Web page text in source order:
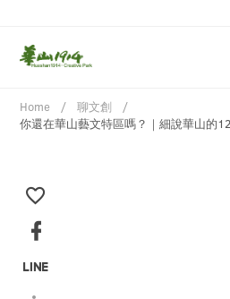
Home
聊文創
你還在華山藝文特區嗎？｜細說華山的